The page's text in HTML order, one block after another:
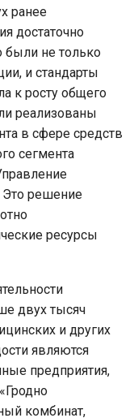
ранее
достаточно
были не только
и стандарты
к росту общего
реализованы
в сфере средств
сегмента
Это решение
ресурсы
двух тысяч
и других
являются
предприятия,
комбинат,